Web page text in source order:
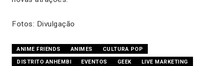
Fotos: Divulgação
ANIME FRIENDS ANIMES
CULTURA POP
DISTRITO ANHEMBI
EVENTOS GEEK
LIVE MARKETING